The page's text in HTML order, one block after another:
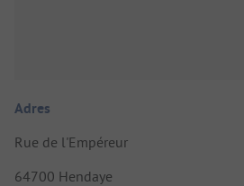
Adres
Rue de l'Empéreur
64700 Hendaye